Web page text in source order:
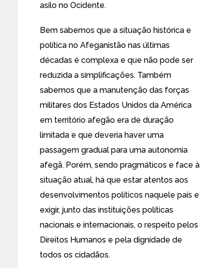
asilo no Ocidente.
Bem sabemos que a situação histórica e
política no Afeganistão nas últimas
décadas é complexa e que não pode ser
reduzida a simplificações. Também
sabemos que a manutenção das forças
militares dos Estados Unidos da América
em território afegão era de duração
limitada e que deveria haver uma
passagem gradual para uma autonomia
afegã. Porém, sendo pragmáticos e face à
situação atual, há que estar atentos aos
desenvolvimentos políticos naquele país e
exigir, junto das instituições políticas
nacionais e internacionais, o respeito pelos
Direitos Humanos e pela dignidade de
todos os cidadãos.